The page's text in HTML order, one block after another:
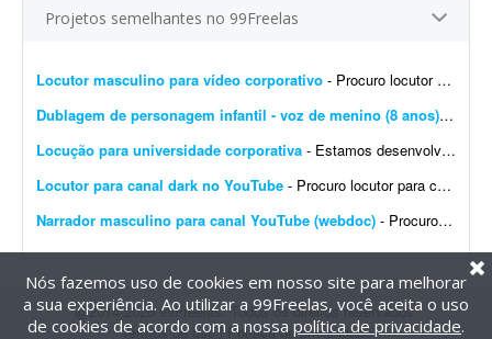
Projetos semelhantes no 99Freelas
Locutor masculino para vídeo corporativo - Procuro locutor profissional com voz masculina, madura, segura e natural para a locução de um vídeo corporativo de aproximadamente 7 a 10 minutos. O roteiro será fornec...
Dublagem de personagem infantil - voz de menino (8 anos)
- Olá,
Locução para universidade corporativa - Estamos desenvolvendo a Universidade Corporativa da Jovem Valor, uma plataforma de capacitação interna criada para padronizar o conhecimento, fortalecer a cultura organizacional e gar...
Locutor para canal dark no YouTube - Procuro locutor para canal YouTube (webdoc). Áudio de 8 a 13 minutos. Frequência: 1 áudio por semana. Trabalho contínuo para vídeos com tom dark e narrativa docume...
Narrador masculino para canal YouTube (webdoc) - Procuro narrador para canal YouTube (webdoc). - Áudio de 8 a 13 minutos. - 1 áudio por semana. - Voz: masculina. Vamos trabalhar juntos?
@2014-2026 99Freelas. Todos os direitos reservados.
Termos de uso| Política de privacidade
Nós fazemos uso de cookies em nosso site para melhorar
a sua experiência. Ao utilizar a 99Freelas, você aceita o uso
de cookies de acordo com a nossa política de privacidade.